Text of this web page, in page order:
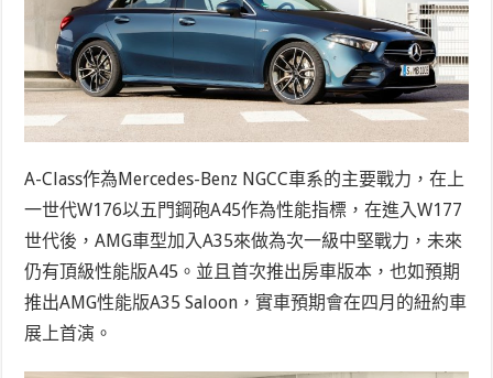
A-Class作為Mercedes-Benz NGCC車系的主要戰力，在上
一世代W176以五門鋼砲A45作為性能指標，在進入W177
世代後，AMG車型加入A35來做為次一級中堅戰力，未來
仍有頂級性能版A45。並且首次推出房車版本，也如預期
推出AMG性能版A35 Saloon，實車預期會在四月的紐約車
展上首演。